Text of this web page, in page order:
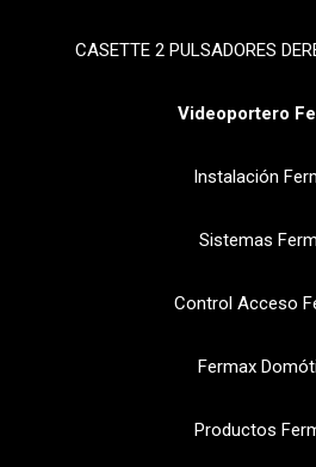
CASETTE 2 PULSADORES
Videoportero
Instalación
Sistemas
Control Acceso
Fermax
Productos